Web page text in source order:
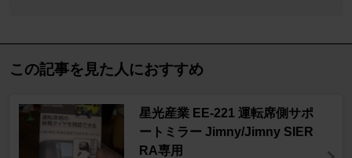
この記事を見た人におすすめ
星光産業 EE-221 運転席側サポ
ートミラー Jimny/Jimny SIER
RA専用